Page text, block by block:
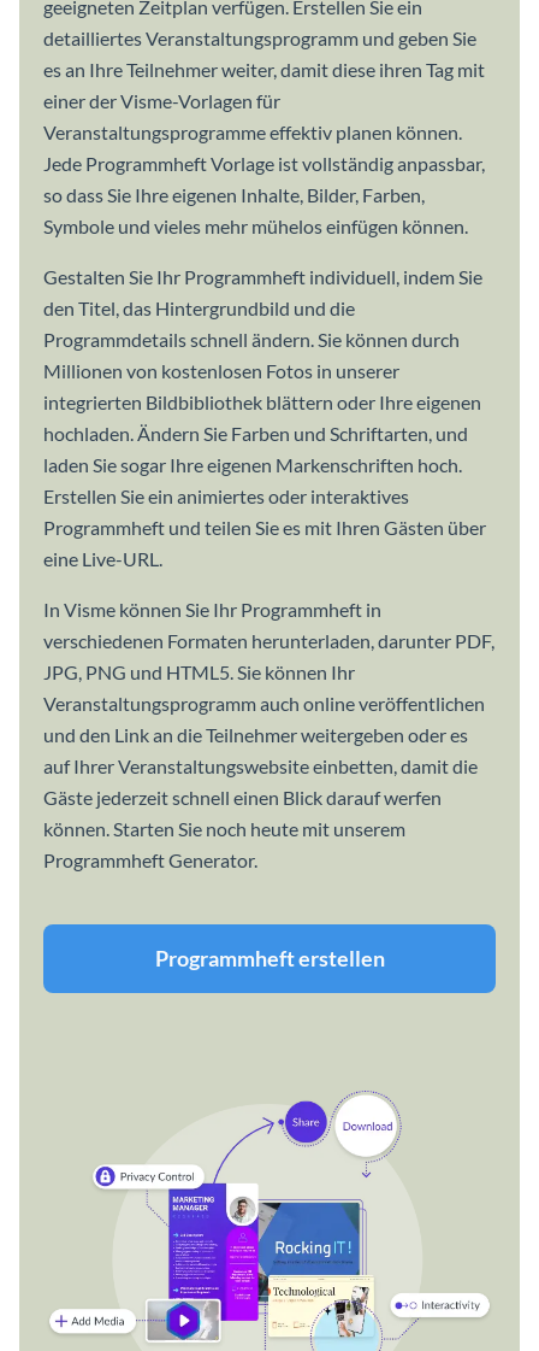
geeigneten Zeitplan verfügen. Erstellen Sie ein
detailliertes Veranstaltungsprogramm und geben Sie
es an Ihre Teilnehmer weiter, damit diese ihren Tag mit
einer der Visme-Vorlagen für
Veranstaltungsprogramme effektiv planen können.
Jede Programmheft Vorlage ist vollständig anpassbar,
so dass Sie Ihre eigenen Inhalte, Bilder, Farben,
Symbole und vieles mehr mühelos einfügen können.
Gestalten Sie Ihr Programmheft individuell, indem Sie
den Titel, das Hintergrundbild und die
Programmdetails schnell ändern. Sie können durch
Millionen von kostenlosen Fotos in unserer
integrierten Bildbibliothek blättern oder Ihre eigenen
hochladen. Ändern Sie Farben und Schriftarten, und
laden Sie sogar Ihre eigenen Markenschriften hoch.
Erstellen Sie ein animiertes oder interaktives
Programmheft und teilen Sie es mit Ihren Gästen über
eine Live-URL.
In Visme können Sie Ihr Programmheft in
verschiedenen Formaten herunterladen, darunter PDF,
JPG, PNG und HTML5. Sie können Ihr
Veranstaltungsprogramm auch online veröffentlichen
und den Link an die Teilnehmer weitergeben oder es
auf Ihrer Veranstaltungswebsite einbetten, damit die
Gäste jederzeit schnell einen Blick darauf werfen
können. Starten Sie noch heute mit unserem
Programmheft Generator.
Programmheft erstellen